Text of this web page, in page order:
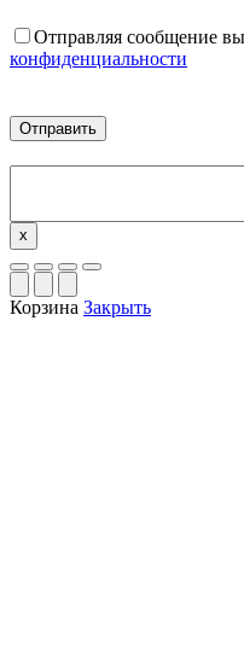
Отправляя сообщение вы
конфиденциальности
x
Корзина Закрыть